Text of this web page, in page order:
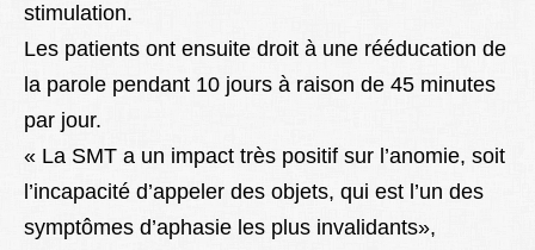
stimulation.
Les patients ont ensuite droit à une rééducation de
la parole pendant 10 jours à raison de 45 minutes
par jour.
« La SMT a un impact très positif sur l’anomie, soit
l’incapacité d’appeler des objets, qui est l’un des
symptômes d’aphasie les plus invalidants»,